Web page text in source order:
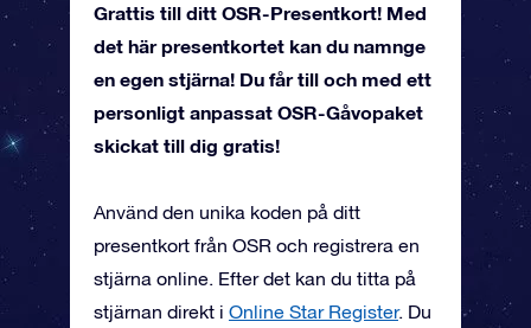
Grattis till ditt OSR-Presentkort! Med
det här presentkortet kan du namnge
en egen stjärna! Du får till och med ett
personligt anpassat OSR-Gåvopaket
skickat till dig gratis!
Använd den unika koden på ditt
presentkort från OSR och registrera en
stjärna online. Efter det kan du titta på
stjärnan direkt i Online Star Register. Du